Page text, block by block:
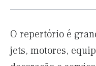
O repertório é
jets, motores,